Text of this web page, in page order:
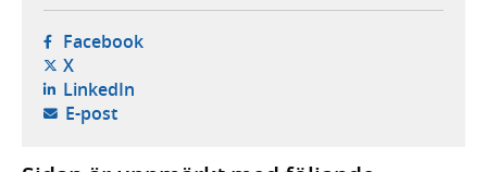
Facebook- öppnas i ny flik, extern webbplats,
X- öppnas i ny flik, extern webbplats,
LinkedIn- öppnas i ny flik, extern webbplats,
E-post- öppnar din e-postklient,